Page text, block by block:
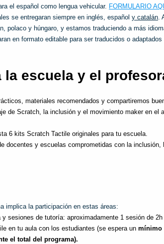
el español como lengua vehicular. FORMULARIO
se entregaran siempre en inglés, español y catalán.
polaco y húngaro, y estamos traduciendo a más
en formato editable para ser traducidos o
la escuela y el
materiales recomendados y compartiremos
de Scratch, la inclusión y el movimiento maker en el
6 kits Scratch Tactile originales para tu escuela.
docentes y escuelas comprometidas con la
implica la participación en estas áreas:
y sesiones de tutoría: aproximadamente 1 sesión de
en tu aula con los estudiantes (se espera un mínimo
el total del programa).